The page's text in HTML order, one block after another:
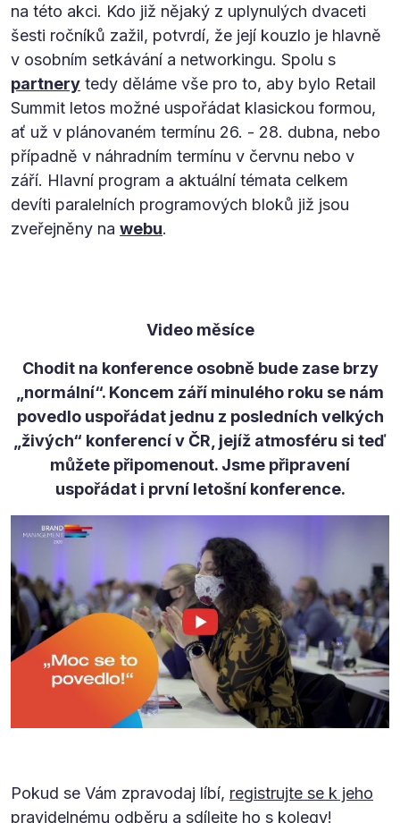
na této akci. Kdo již nějaký z uplynulých dvaceti
šesti ročníků zažil, potvrdí, že její kouzlo je hlavně
v osobním setkávání a networkingu. Spolu s
partnery tedy děláme vše pro to, aby bylo Retail
Summit letos možné uspořádat klasickou formou,
ať už v plánovaném termínu 26. - 28. dubna, nebo
případně v náhradním termínu v červnu nebo v
září. Hlavní program a aktuální témata celkem
devíti paralelních programových bloků již jsou
zveřejněny na webu.
Video měsíce
Chodit na konference osobně bude zase brzy
„normální“. Koncem září minulého roku se nám
povedlo uspořádat jednu z posledních velkých
„živých“ konferencí v ČR, jejíž atmosféru si teď
můžete připomenout. Jsme připravení
uspořádat i první letošní konference.
Pokud se Vám zpravodaj líbí, registrujte se k jeho
pravidelnému odběru a sdílejte ho s kolegy!